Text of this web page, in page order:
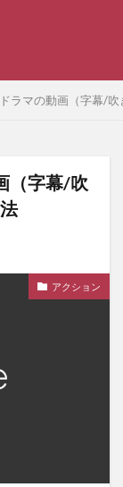
ラマの動画（字幕/
（字幕/吹
アクション